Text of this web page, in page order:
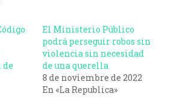
El Ministerio Público
podrá perseguir robos sin
violencia sin necesidad
de una querella
8 de noviembre de 2022
En «La Republica»